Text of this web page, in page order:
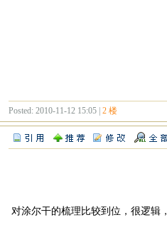
Posted: 2010-11-12 15:05 | 2 楼
对涂尔干的梳理比较到位，很逻辑